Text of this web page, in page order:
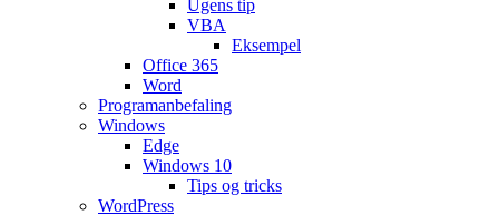
Ugens tip
VBA
Eksempel
Office 365
Word
Programanbefaling
Windows
Edge
Windows 10
Tips og tricks
WordPress